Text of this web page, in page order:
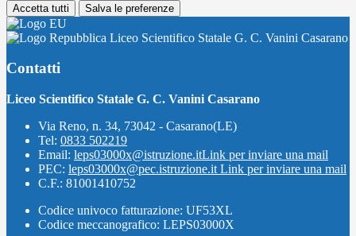
Accetta tutti Salva le preferenze
Liceo Scientifico Statale G. C. Vanini Casarano
Contatti
Liceo Scientifico Statale G. C. Vanini Casarano
Via Reno, n. 34, 73042 - Casarano(LE)
Tel: 0833 502219
Email: leps03000x@istruzione.itLink per inviare una mail
PEC: leps03000x@pec.istruzione.it Link per inviare una mail
C.F.: 81001410752
Codice univoco fatturazione: UF53XL
Codice meccanografico: LEPS03000X